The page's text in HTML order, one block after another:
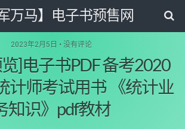
万马】电子书预售网
2023年2月5日 • 没有评论
]电子书PDF 备考2020
计师考试用书 《统计业
知识》pdf教材